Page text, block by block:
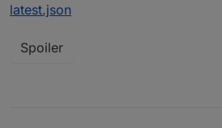
latest.json
Spoiler